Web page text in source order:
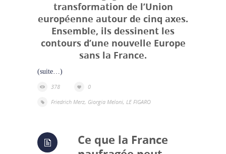
transformation de l’Union
européenne autour de cinq axes.
Ensemble, ils dessinent les
contours d’une nouvelle Europe
sans la France.
(suite…)
378
0
Friedrich Merz, Giorgia Meloni, LE FIGARO
Ce que la France